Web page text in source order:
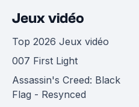
Jeux vidéo
Top 2026 Jeux vidéo
007 First Light
Assassin's Creed: Black
Flag - Resynced